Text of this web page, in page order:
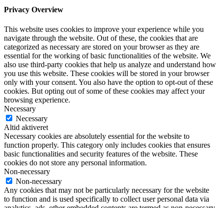
Privacy Overview
This website uses cookies to improve your experience while you
navigate through the website. Out of these, the cookies that are
categorized as necessary are stored on your browser as they are
essential for the working of basic functionalities of the website. We
also use third-party cookies that help us analyze and understand how
you use this website. These cookies will be stored in your browser
only with your consent. You also have the option to opt-out of these
cookies. But opting out of some of these cookies may affect your
browsing experience.
Necessary
Necessary
Altid aktiveret
Necessary cookies are absolutely essential for the website to
function properly. This category only includes cookies that ensures
basic functionalities and security features of the website. These
cookies do not store any personal information.
Non-necessary
Non-necessary
Any cookies that may not be particularly necessary for the website
to function and is used specifically to collect user personal data via